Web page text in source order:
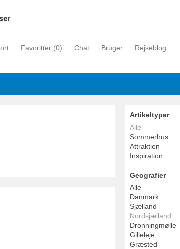
Favoritter (0) Chat Bruger Rejseblog
Artikeltyper
Alle
Sommerhus
Attraktion
Inspiration
Geografier
Alle
Danmark
Sjælland
Nordsjælland
Dronningmølle
Gilleleje
Græsted